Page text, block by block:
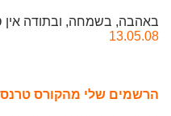
באהבה, בשמחה, ובתודה אין
13.05.08
הרשמים שלי מהקורס